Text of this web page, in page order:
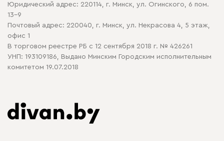
Политика в отношении обработки cookie
Юридический адрес: 220114, г. Минск, ул. Огинского, 6 пом.
13-9
Почтовый адрес: 220040, г. Минск, ул. Некрасова 4, 5 этаж,
офис 1
В торговом реестре РБ с 12 сентября 2018 г. № 426261
УНП: 193109186, Выдано Минским Городским исполнительным
комитетом 19.07.2018